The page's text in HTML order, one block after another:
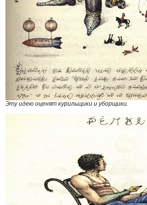
Эту идею оценят курильщики и уборщики.